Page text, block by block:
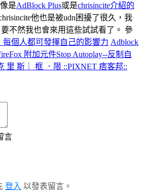
是AdBlock Plus或是chrisincite介紹的
他也是被udn困擾了很久，我
不然我也會來用這些試試看了。 參
每個人都可發揮自己的影響力 Adblock
附加元件Stop Autoplay--反制自
里 斯｜ 框 ．限 ::PIXNET 痞客邦::
言
登入 以發表留言。